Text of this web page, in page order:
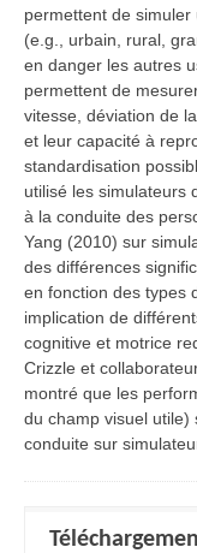
permettent de
(e.g., urbain, rural,
en danger les autres
permettent de
vitesse, déviation de
et leur capacité à
standardisation
utilisé les simulateurs
à la conduite des
Yang (2010) sur
des différences
en fonction des types
implication de
cognitive et motrice
Crizzle et
montré que les
du champ visuel utile)
conduite sur